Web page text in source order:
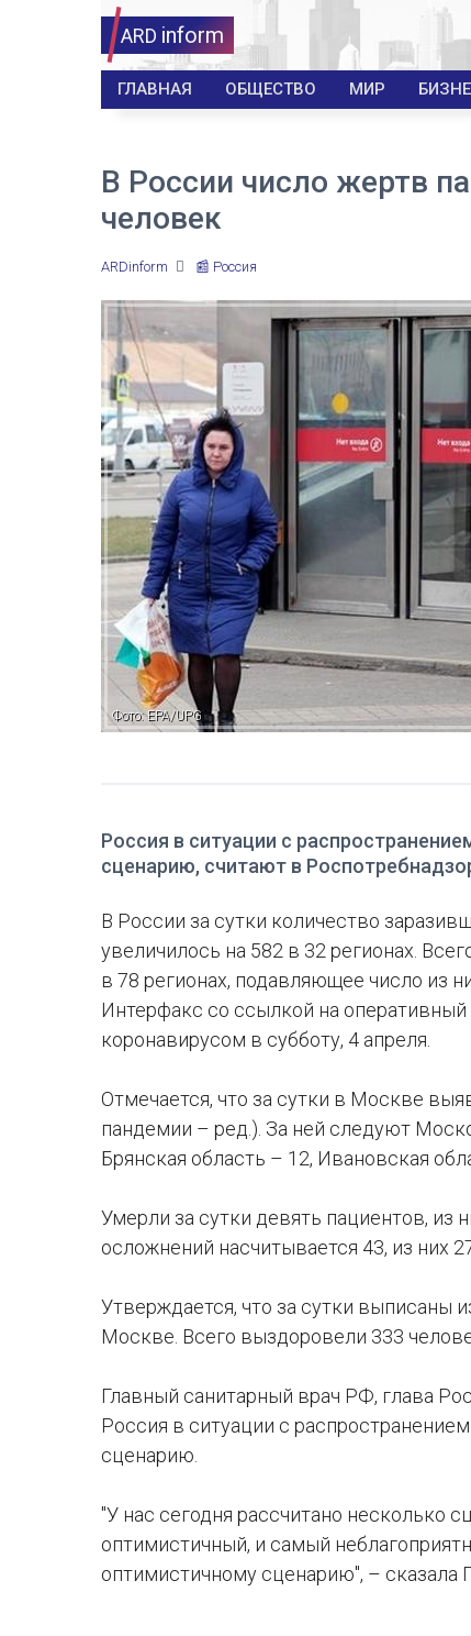
ARD inform
ГЛАВНАЯ ОБЩЕСТВО МИР
В России число жертв
человек
ARDinform 📰 Россия
Фото: EPA/UPG
Россия в ситуации с
сценарию, считают в
В России за сутки количество
увеличилось на 582 в 32 регионах.
в 78 регионах, подавляющее число из
Интерфакс со ссылкой на
коронавирусом в субботу, 4 апреля.
Отмечается, что за сутки в Москве
пандемии – ред.). За ней следуют
Брянская область – 12, Ивановская
Умерли за сутки девять пациентов,
осложнений насчитывается 43, из них
Утверждается, что за сутки выписаны
Москве. Всего выздоровели 333
Главный санитарный врач РФ, глава
Россия в ситуации с
сценарию.
"У нас сегодня рассчитано несколько
оптимистичный, и самый
оптимистичному сценарию", – сказала